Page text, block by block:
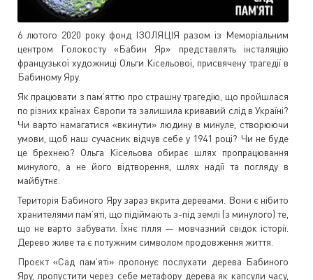
6 лютого 2020 року фонд ІЗОЛЯЦІЯ разом із Меморіальним
центром Голокосту «Бабин Яр» представлять інсталяцію
французької художниці Ольги Кісельової, присвячену трагедії в
Бабиному Яру.
Як працювати з пам’яттю про страшну трагедію, що пройшлася
по різних країнах Європи та залишила кривавий слід в Україні?
Чи варто намагатися «вкинути» людину в минуле, створюючи
умови, щоб наш сучасник відчув себе у 1941 році? Чи не буде
це брехнею? Ольга Кісельова обирає шлях пропрацювання
минулого, а не його відтворення, шлях надії та погляду в
майбутнє.
Територія Бабиного Яру зараз вкрита деревами. Вони є нібито
хранителями пам’яті, що підіймають з-під землі (з минулого) те,
що не варто забувати. Їхнє гілля — мовчазний свідок історії.
Дерево живе та є потужним символом продовження життя.
Проєкт «Сад пам’яті» пропонує послухати дерева Бабиного
Яру, пропустити через себе метафору дерева як капсули часу,